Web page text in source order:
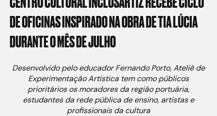
DEOFICINASINSPIRADONAOBRADETIALÚCIA
DURANTEOMÊSDEJULHO
Desenvolvido pelo educador Fernando Porto, Ateliê de
Experimentação Artística tem como públicos
prioritários os moradores da região portuária,
estudantes da rede pública de ensino, artistas e
profissionais da cultura